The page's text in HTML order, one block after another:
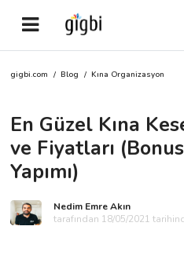
Anasayfa
Giriş Yap
Kayıt Ol
Kategoriler
gigbi.com / Blog / Kına Organizasyon
En Güzel Kına
ve Fiyatları
Yapımı)
Nedim Emre Akın
tarafından 18/05/2021